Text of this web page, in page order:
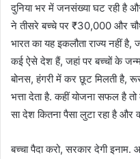
दुनिया भर में जनसंख्या घट रही है
ने तीसरे बच्चे पर ₹30,000 और
भारत का यह इकलौता राज्‍य नहीं है,
कई ऐसे देश हैं, जहां पर बच्‍चों के जन्‍म
बोनस, हंगरी में कर छूट मिलती है,
भत्ता देता है. कहीं योजना सफल है
सा देश कितना पैसा लुटा रहा है और
बच्चा पैदा करो, सरकार देगी